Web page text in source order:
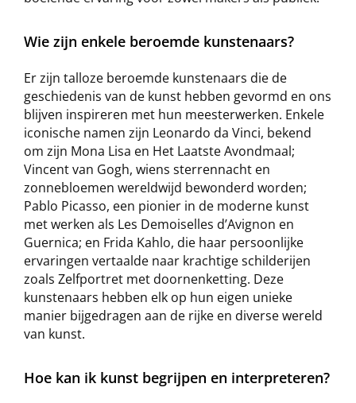
Wie zijn enkele beroemde kunstenaars?
Er zijn talloze beroemde kunstenaars die de
geschiedenis van de kunst hebben gevormd en ons
blijven inspireren met hun meesterwerken. Enkele
iconische namen zijn Leonardo da Vinci, bekend
om zijn Mona Lisa en Het Laatste Avondmaal;
Vincent van Gogh, wiens sterrennacht en
zonnebloemen wereldwijd bewonderd worden;
Pablo Picasso, een pionier in de moderne kunst
met werken als Les Demoiselles d’Avignon en
Guernica; en Frida Kahlo, die haar persoonlijke
ervaringen vertaalde naar krachtige schilderijen
zoals Zelfportret met doornenketting. Deze
kunstenaars hebben elk op hun eigen unieke
manier bijgedragen aan de rijke en diverse wereld
van kunst.
Hoe kan ik kunst begrijpen en interpreteren?